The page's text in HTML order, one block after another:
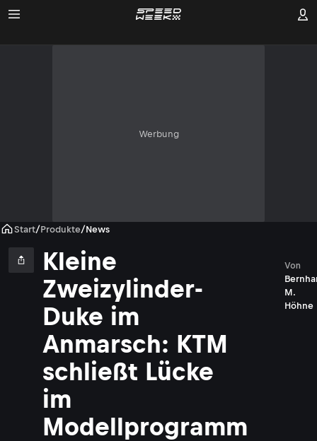
Werbung
Start/Produkte/News
Kleine
Zweizylinder-
Duke im
Anmarsch: KTM
schließt Lücke
im
Modellprogramm
M.
Höhne
Von